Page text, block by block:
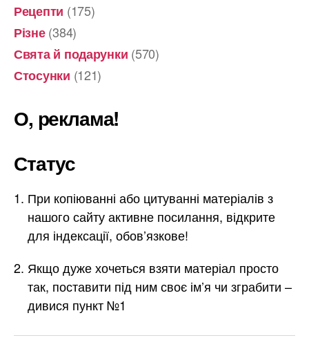
Рецепти (175)
Різне(384)
Свята й подарунки (570)
Стосунки (121)
О, реклама!
Статус
При копіюванні або цитуванні матеріалів з
нашого сайту активне посилання, відкрите
для індексації, обов’язкове!
Якщо дуже хочеться взяти матеріал просто
так, поставити під ним своє ім’я чи зграбити –
дивися пункт №1